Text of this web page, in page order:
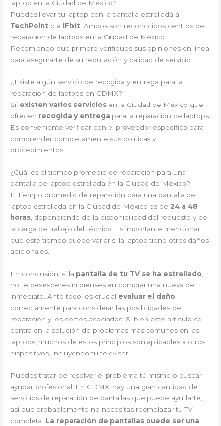
laptop en la Ciudad de México?
Puedes llevar tu laptop con la pantalla estrellada a
TechPoint o a iFixit. Ambos son reconocidos centros de
reparación de laptops en la Ciudad de México.
Recomiendo que primero verifiques sus opiniones en línea
para asegurarte de su reputación y calidad de servicio.
¿Existe algún servicio de recogida y entrega para la
reparación de laptops en CDMX?
Sí, existen varios servicios en la Ciudad de México que
ofrecen recogida y entrega para la reparación de laptops.
Es conveniente verificar con el proveedor específico para
comprender completamente sus políticas y
procedimientos.
¿Cuál es el tiempo promedio de reparación para una
pantalla de laptop estrellada en la Ciudad de México?
El tiempo promedio de reparación para una pantalla de
laptop estrellada en la Ciudad de México es de 24 a 48
horas , dependiendo de la disponibilidad del repuesto y de
la carga de trabajo del técnico. Es importante mencionar
que este tiempo puede variar si la laptop tiene otros daños
adicionales.
En conclusión, si la pantalla de tu TV se ha estrellado
no te desesperes ni pienses en comprar una nueva de
inmediato. Ante todo, es crucial evaluar el daño
correctamente para considerar las posibilidades de
reparación y los costos asociados. Si bien este artículo se
centra en la solución de problemas más comunes en las
laptops, muchos de estos principios son aplicables a otros
dispositivos, incluyendo tu televisor.
Puedes tratar de resolver el problema tú mismo o buscar
ayudar profesional. En CDMX, hay una gran cantidad de
servicios de reparación de pantallas que puede ayudarte,
así que probablemente no necesitas reemplazar tu TV
completa. La reparación de pantallas puede ser una